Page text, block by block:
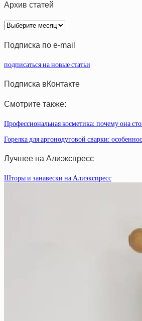
Архив статей
Архив
статей
Подписка по e-mail
подписаться на новые статьи
Подписка вКонтакте
Смотрите также:
Профессиональная косметика: почему она
Горелка для аргонодуговой сварки:
Лучшее на Алиэкспресс
Шторы и занавески на Алиэкспресс